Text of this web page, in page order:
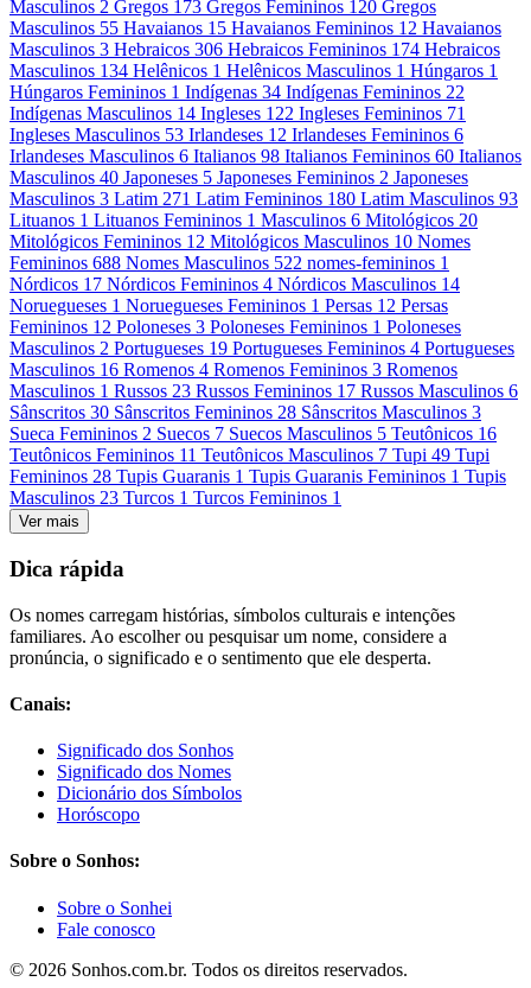
Masculinos 2 Gregos 173 Gregos Femininos 120 Gregos
Masculinos 55 Havaianos 15 Havaianos Femininos 12 Havaianos
Masculinos 3 Hebraicos 306 Hebraicos Femininos 174 Hebraicos
Masculinos 134 Helênicos 1 Helênicos Masculinos 1 Húngaros 1
Húngaros Femininos 1 Indígenas 34 Indígenas Femininos 22
Indígenas Masculinos 14 Ingleses 122 Ingleses Femininos 71
Ingleses Masculinos 53 Irlandeses 12 Irlandeses Femininos 6
Irlandeses Masculinos 6 Italianos 98 Italianos Femininos 60 Italianos
Masculinos 40 Japoneses 5 Japoneses Femininos 2 Japoneses
Masculinos 3 Latim 271 Latim Femininos 180 Latim Masculinos 93
Lituanos 1 Lituanos Femininos 1 Masculinos 6 Mitológicos 20
Mitológicos Femininos 12 Mitológicos Masculinos 10 Nomes
Femininos 688 Nomes Masculinos 522 nomes-femininos 1
Nórdicos 17 Nórdicos Femininos 4 Nórdicos Masculinos 14
Noruegueses 1 Noruegueses Femininos 1 Persas 12 Persas
Femininos 12 Poloneses 3 Poloneses Femininos 1 Poloneses
Masculinos 2 Portugueses 19 Portugueses Femininos 4 Portugueses
Masculinos 16 Romenos 4 Romenos Femininos 3 Romenos
Masculinos 1 Russos 23 Russos Femininos 17 Russos Masculinos 6
Sânscritos 30 Sânscritos Femininos 28 Sânscritos Masculinos 3
Sueca Femininos 2 Suecos 7 Suecos Masculinos 5 Teutônicos 16
Teutônicos Femininos 11 Teutônicos Masculinos 7 Tupi 49 Tupi
Femininos 28 Tupis Guaranis 1 Tupis Guaranis Femininos 1 Tupis
Masculinos 23 Turcos 1 Turcos Femininos 1
Ver mais
Dica rápida
Os nomes carregam histórias, símbolos culturais e intenções
familiares. Ao escolher ou pesquisar um nome, considere a
pronúncia, o significado e o sentimento que ele desperta.
Canais:
Significado dos Sonhos
Significado dos Nomes
Dicionário dos Símbolos
Horóscopo
Sobre o Sonhos:
Sobre o Sonhei
Fale conosco
© 2026 Sonhos.com.br. Todos os direitos reservados.